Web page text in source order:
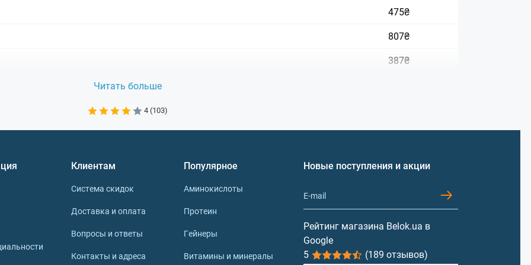
475₴
807₴
387₴
и людям, ведущим активный образ жизни, необходим дополнительный источник витаминов
компонентов, который используется в производстве этой категории продукции, является
компонентом имеют следующие свойства:
Читать больше
4 (103)
Клиентам
Система скидок
Доставка и оплата
Вопросы и ответы
Контакты и адреса
Популярное
Аминокислоты
Протеин
Гейнеры
Витамины и минералы
Новые поступления и акции
Рейтинг магазина Belok.ua в
Google
5
(189 отзывов)